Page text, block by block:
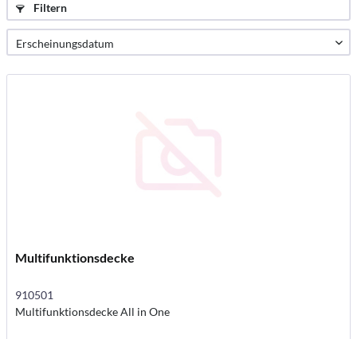
Filtern
Multifunktionsdecke
910501
Multifunktionsdecke All in One